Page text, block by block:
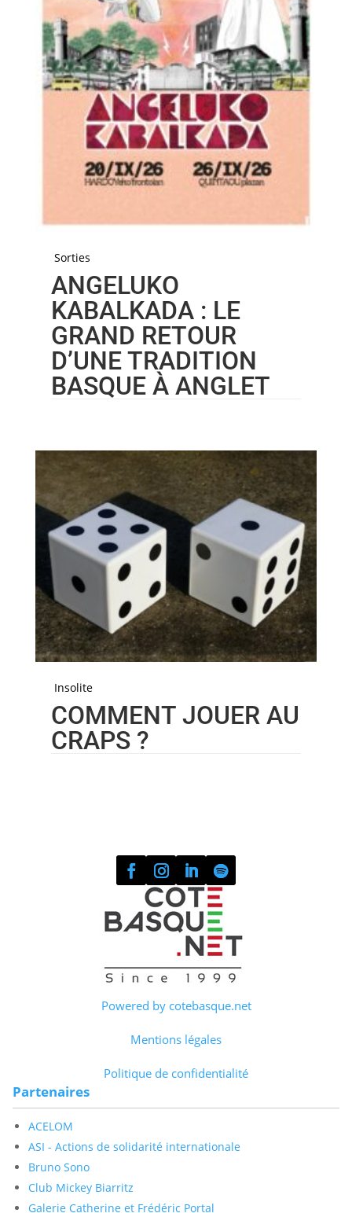
Sorties
ANGELUKO
KABALKADA : LE
GRAND RETOUR
D’UNE TRADITION
BASQUE À ANGLET
Insolite
COMMENT JOUER AU
CRAPS ?
Powered by cotebasque.net
Mentions légales
Politique de confidentialité
Partenaires
ACELOM
ASI - Actions de solidarité internationale
Bruno Sono
Club Mickey Biarritz
Galerie Catherine et Frédéric Portal